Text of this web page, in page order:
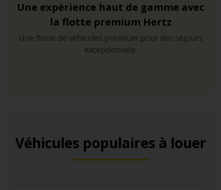
Une expérience haut de gamme avec
la flotte premium Hertz
Une flotte de véhicules premium pour des séjours
exceptionnels.
Véhicules populaires à louer